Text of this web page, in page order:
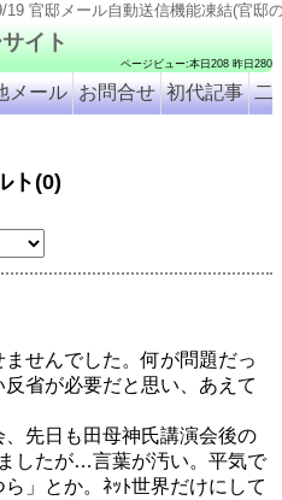
イト
ページビュー:本日208 昨日280
メール お問合せ 初代記事 二
ト(0)
せんでした。何が問題だっ
省が必要だと思い、あえて
先日も田母神氏講演会後の
したが…言葉が汚い。平気で
」とか。ﾈｯﾄ世界だけにして
メール自動送信機能凍結(官邸のペ